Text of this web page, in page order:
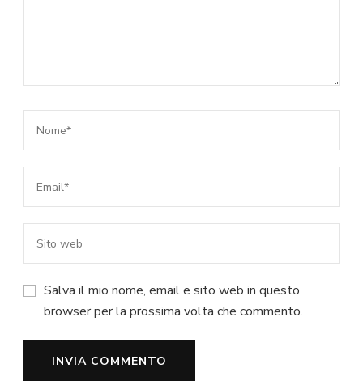
Salva il mio nome, email e sito web in questo
browser per la prossima volta che commento.